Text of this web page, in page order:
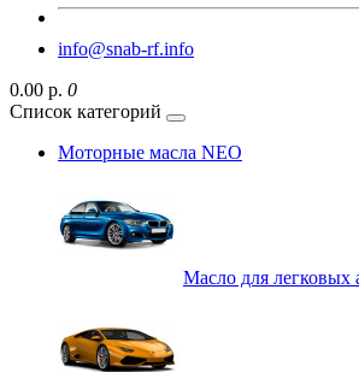
info@snab-rf.info
0.00 р. 0
Список категорий
Моторные масла NEO
Масло для легковых